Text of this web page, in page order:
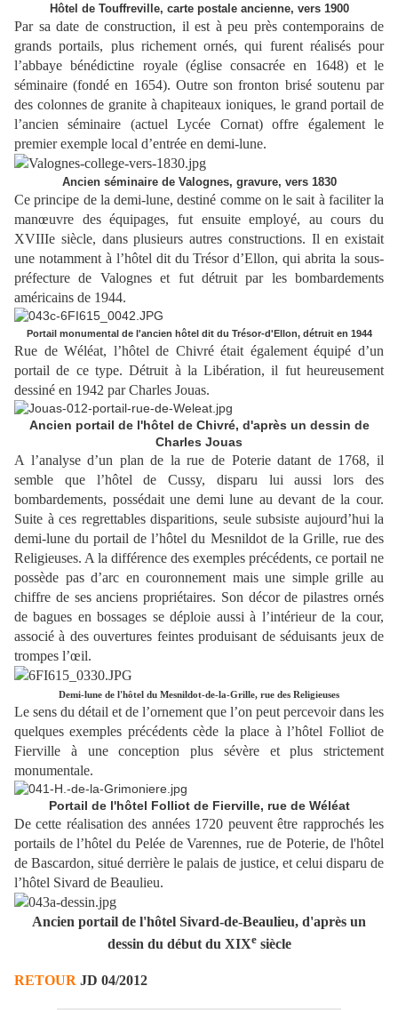
Hôtel de Touffreville, carte postale ancienne, vers 1900
Par sa date de construction, il est à peu près contemporains de
grands portails, plus richement ornés, qui furent réalisés pour
l’abbaye bénédictine royale (église consacrée en 1648) et le
séminaire (fondé en 1654). Outre son fronton brisé soutenu par
des colonnes de granite à chapiteaux ioniques, le grand portail de
l’ancien séminaire (actuel Lycée Cornat) offre également le
premier exemple local d’entrée en demi-lune.
Ancien séminaire de Valognes, gravure, vers 1830
Ce principe de la demi-lune, destiné comme on le sait à faciliter la
manœuvre des équipages, fut ensuite employé, au cours du
XVIIIe siècle, dans plusieurs autres constructions. Il en existait
une notamment à l’hôtel dit du Trésor d’Ellon, qui abrita la sous-
préfecture de Valognes et fut détruit par les bombardements
américains de 1944.
Portail monumental de l'ancien hôtel dit du Trésor-d'Ellon, détruit en 1944
Rue de Wéléat, l’hôtel de Chivré était également équipé d’un
portail de ce type. Détruit à la Libération, il fut heureusement
dessiné en 1942 par Charles Jouas.
Ancien portail de l'hôtel de Chivré, d'après un dessin de
Charles Jouas
A l’analyse d’un plan de la rue de Poterie datant de 1768, il
semble que l’hôtel de Cussy, disparu lui aussi lors des
bombardements, possédait une demi lune au devant de la cour.
Suite à ces regrettables disparitions, seule subsiste aujourd’hui la
demi-lune du portail de l’hôtel du Mesnildot de la Grille, rue des
Religieuses. A la différence des exemples précédents, ce portail ne
possède pas d’arc en couronnement mais une simple grille au
chiffre de ses anciens propriétaires. Son décor de pilastres ornés
de bagues en bossages se déploie aussi à l’intérieur de la cour,
associé à des ouvertures feintes produisant de séduisants jeux de
trompes l’œil.
Demi-lune de l'hôtel du Mesnildot-de-la-Grille, rue des Religieuses
Le sens du détail et de l’ornement que l’on peut percevoir dans les
quelques exemples précédents cède la place à l’hôtel Folliot de
Fierville à une conception plus sévère et plus strictement
monumentale.
Portail de l'hôtel Folliot de Fierville, rue de Wéléat
De cette réalisation des années 1720 peuvent être rapprochés les
portails de l’hôtel du Pelée de Varennes, rue de Poterie, de l'hôtel
de Bascardon, situé derrière le palais de justice, et celui disparu de
l’hôtel Sivard de Beaulieu.
Ancien portail de l'hôtel Sivard-de-Beaulieu, d'après un
dessin du début du XIXesiècle
RETOUR JD 04/2012